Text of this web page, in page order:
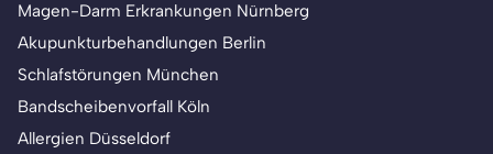
Magen-Darm Erkrankungen Nürnberg
Akupunkturbehandlungen Berlin
Schlafstörungen München
Bandscheibenvorfall Köln
Allergien Düsseldorf